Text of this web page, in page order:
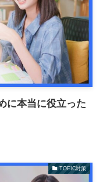
に本当に役立った
TOEIC対策